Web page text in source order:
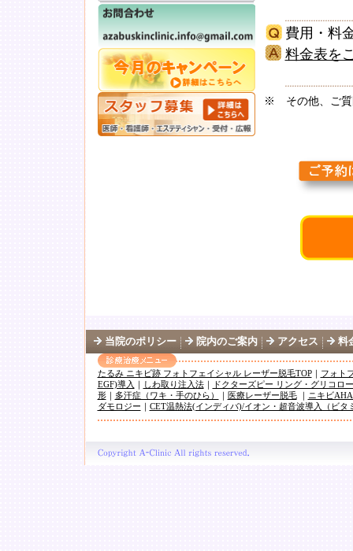
費用・料
料金表を
※ その他、ご質
当院のポリシー 院内のご案内 アクセス 料
たるみ ニキビ跡 フォトフェイシャル レーザー脱毛TOP｜ フォト
EGF)導入 ｜ しわ取り注入法｜
ドクターズピー リング・グリコロ
形｜ 多汗症（ワキ・手のひら） ｜ 医療レーザー脱毛｜ ニキビ
ダモロジー ｜ CET温熱法(インディバ)/イオン・超音波導入（ビタ